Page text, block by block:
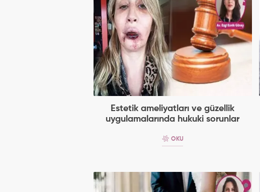
Estetik ameliyatları ve güzellik
uygulamalarında hukuki sorunlar
OKU